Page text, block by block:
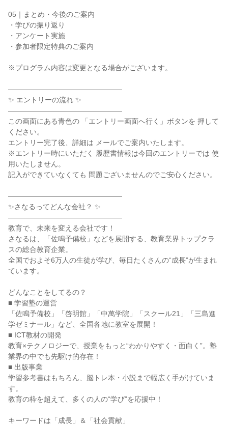
05｜まとめ・今後のご案内
・学びの振り返り
・アンケート実施
・参加者限定特典のご案内
※プログラム内容は変更となる場合がございます。
――――――――――――――――
✨ エントリーの流れ ✨
――――――――――――――――
この画面にある青色の 「エントリー画面へ行く」ボタンを 押して
ください。
エントリー完了後、詳細は メールでご案内いたします。
※エントリー時にいただく 履歴書情報は今回のエントリーでは 使
用いたしません。
記入ができていなくても 問題ございませんのでご安心ください。
――――――――――――――――
✨さなるってどんな会社？ ✨
――――――――――――――――
教育で、未来を変える会社です！
さなるは、「佐鳴予備校」などを展開する、教育業界トップクラ
スの総合教育企業。
全国でおよそ6万人の生徒が学び、毎日たくさんの“成長”が生まれ
ています。
どんなことをしてるの？
■ 学習塾の運営
「佐鳴予備校」「啓明館」「中萬学院」「スクール21」「三島進
学ゼミナール」など、全国各地に教室を展開！
■ ICT教材の開発
教育×テクノロジーで、授業をもっと“わかりやすく・面白く”。塾
業界の中でも先駆け的存在！
■ 出版事業
学習参考書はもちろん、脳トレ本・小説まで幅広く手がけていま
す。
教育の枠を超えて、多くの人の“学び”を応援中！
キーワードは「成長」＆「社会貢献」